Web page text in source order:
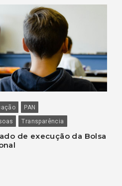
PAN
Transparência
de execução da Bolsa